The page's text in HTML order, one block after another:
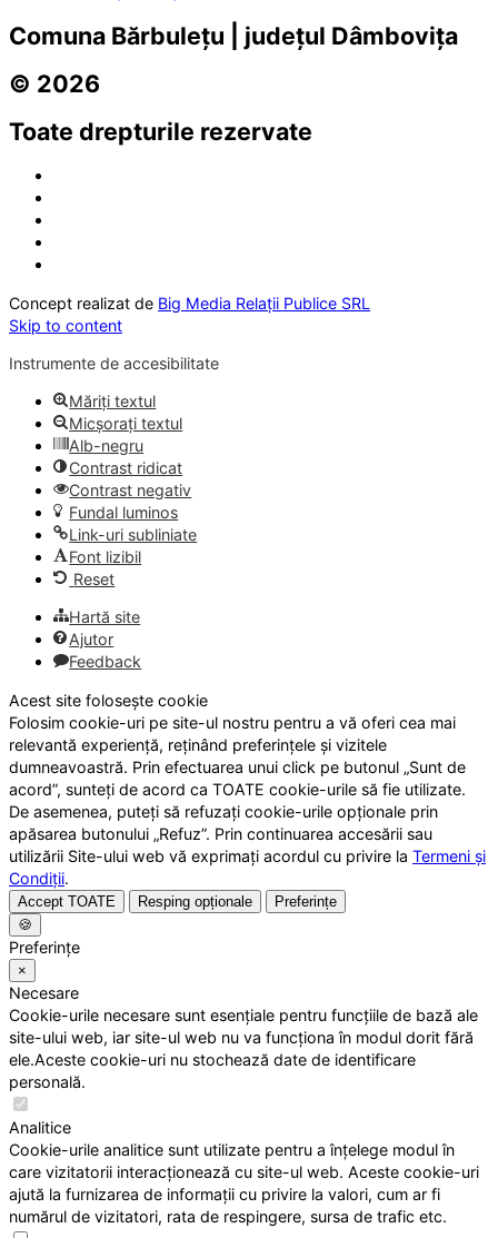
Comuna Bărbulețu | județul Dâmbovița
© 2026
Toate drepturile rezervate
Concept realizat de Big Media Relații Publice SRL
Skip to content
Instrumente de accesibilitate
Măriți textul
Micșorați textul
Alb-negru
Contrast ridicat
Contrast negativ
Fundal luminos
Link-uri subliniate
Font lizibil
Reset
Hartă site
Ajutor
Feedback
Acest site folosește cookie
Folosim cookie-uri pe site-ul nostru pentru a vă oferi cea mai
relevantă experiență, reținând preferințele și vizitele
dumneavoastră. Prin efectuarea unui click pe butonul „Sunt de
acord”, sunteți de acord ca TOATE cookie-urile să fie utilizate.
De asemenea, puteți să refuzați cookie-urile opționale prin
apăsarea butonului „Refuz”. Prin continuarea accesării sau
utilizării Site-ului web vă exprimați acordul cu privire la Termeni și
Condiții.
Accept TOATE Resping opționale
Preferințe
🍪
Preferințe
×
Necesare
Cookie-urile necesare sunt esențiale pentru funcțiile de bază ale
site-ului web, iar site-ul web nu va funcționa în modul dorit fără
ele.Aceste cookie-uri nu stochează date de identificare
personală.
Analitice
Cookie-urile analitice sunt utilizate pentru a înțelege modul în
care vizitatorii interacționează cu site-ul web. Aceste cookie-uri
ajută la furnizarea de informații cu privire la valori, cum ar fi
numărul de vizitatori, rata de respingere, sursa de trafic etc.